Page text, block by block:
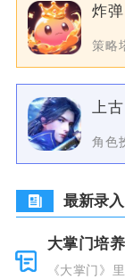
炸
策略
上
角色
最新录入
大掌门培
《大掌门》